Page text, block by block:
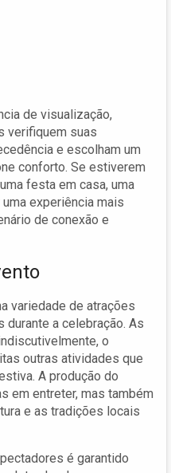
de visualização,
verifiquem suas
e escolham um
conforto. Se estiverem
festa em casa, uma
experiência mais
de conexão e
variedade de atrações
a celebração. As
o
outras atividades que
A produção do
em entreter, mas também
e as tradições locais
é garantido